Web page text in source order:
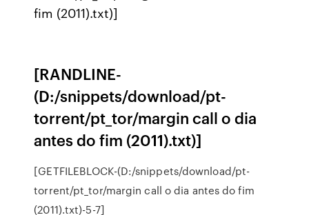
fim (2011).txt)]
[RANDLINE-
(D:/snippets/download/pt-
torrent/pt_tor/margin call o dia
antes do fim (2011).txt)]
[GETFILEBLOCK-(D:/snippets/download/pt-
torrent/pt_tor/margin call o dia antes do fim
(2011).txt)-5-7]